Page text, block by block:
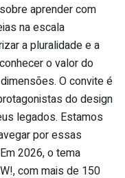
aprender com
na escala
a pluralidade e a
o valor do
O convite é
do design
legados. Estamos
por essas
2026, o tema
com mais de 150